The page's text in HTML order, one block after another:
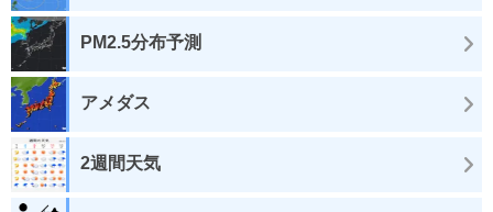
PM2.5分布予測
アメダス
2週間天気